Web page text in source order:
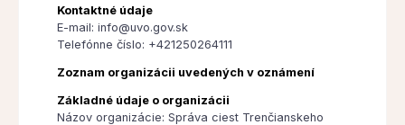
Kontaktné údaje
E-mail: info@uvo.gov.sk
Telefónne číslo: +421250264111
Zoznam organizácii uvedených v oznámení
Základné údaje o organizácii
Názov organizácie: Správa ciest Trenčianskeho